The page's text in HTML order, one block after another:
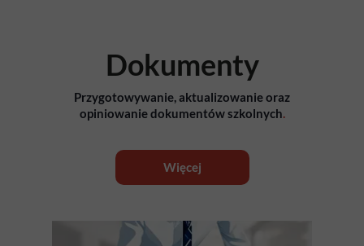
Przygotowywanie, aktualizowanie oraz
opiniowanie dokumentów szkolnych.
Dokumenty
Więcej